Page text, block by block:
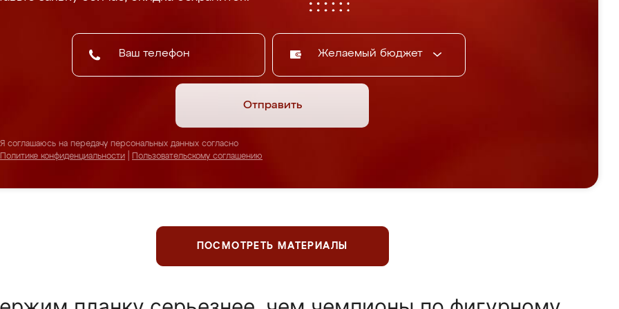
Желаемый бюджет
Отправить
Я соглашаюсь на передачу персональных данных согласно
Политике конфиденциальности
Пользовательскому соглашению
ПОСМОТРЕТЬ МАТЕРИАЛЫ